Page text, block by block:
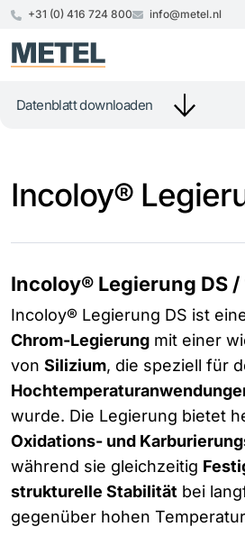
+31 (0) 416 724 800 info@metel.nl
Datenblatt downloaden
Incoloy®
Incoloy® Legierung DS /
Incoloy® Legierung DS ist
Chrom-Legierung mit einer
von Silizium, die speziell für
wurde. Die Legierung bietet
Oxidations- und
während sie gleichzeitig
strukturelle Stabilität bei
gegenüber hohen